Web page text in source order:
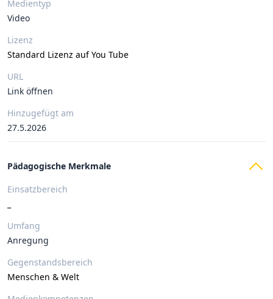
Medientyp
Video
Lizenz
Standard Lizenz auf You Tube
URL
Link öffnen
Hinzugefügt am
27.5.2026
Pädagogische Merkmale
Einsatzbereich
Umfang
Anregung
Gegenstandsbereich
Menschen & Welt